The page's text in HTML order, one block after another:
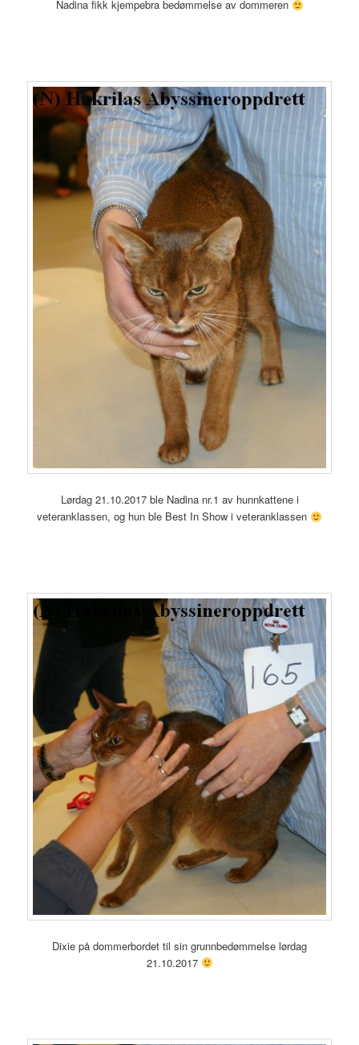
Nadina fikk kjempebra bedømmelse av dommeren
Lørdag 21.10.2017 ble Nadina nr.1 av hunnkattene i
veteranklassen, og hun ble Best In Show i veteranklassen
Dixie på dommerbordet til sin grunnbedømmelse lørdag
21.10.2017